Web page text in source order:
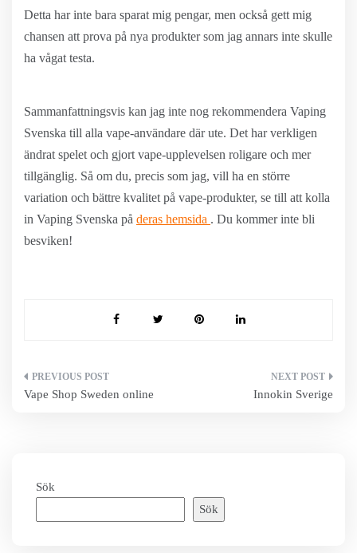
Detta har inte bara sparat mig pengar, men också gett mig
chansen att prova på nya produkter som jag annars inte skulle
ha vågat testa.
Sammanfattningsvis kan jag inte nog rekommendera Vaping
Svenska till alla vape-användare där ute. Det har verkligen
ändrat spelet och gjort vape-upplevelsen roligare och mer
tillgänglig. Så om du, precis som jag, vill ha en större
variation och bättre kvalitet på vape-produkter, se till att kolla
in Vaping Svenska på deras hemsida . Du kommer inte bli
besviken!
Inläggsnavigering
Vape Shop Sweden online Innokin Sverige
Sök
Sök